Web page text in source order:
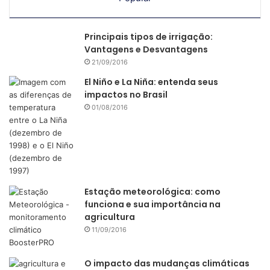
eliminar o grão oriundo de áreas com problemas
socioambientais das cadeias de suprimentos o mais rápido
Além disso, empresasmultinacionais
de soja brasileira também já fazem exigências parecidas
por pressão dos seus acionistas.
(Fonte:
Principais tipos de irrigação:
Vantagens e Desvantagens
21/09/2016
El Niño e La Niña: entenda seus
impactos no Brasil
01/08/2016
Estação meteorológica: como
funciona e sua importância na
agricultura
11/09/2016
O impacto das mudanças climáticas